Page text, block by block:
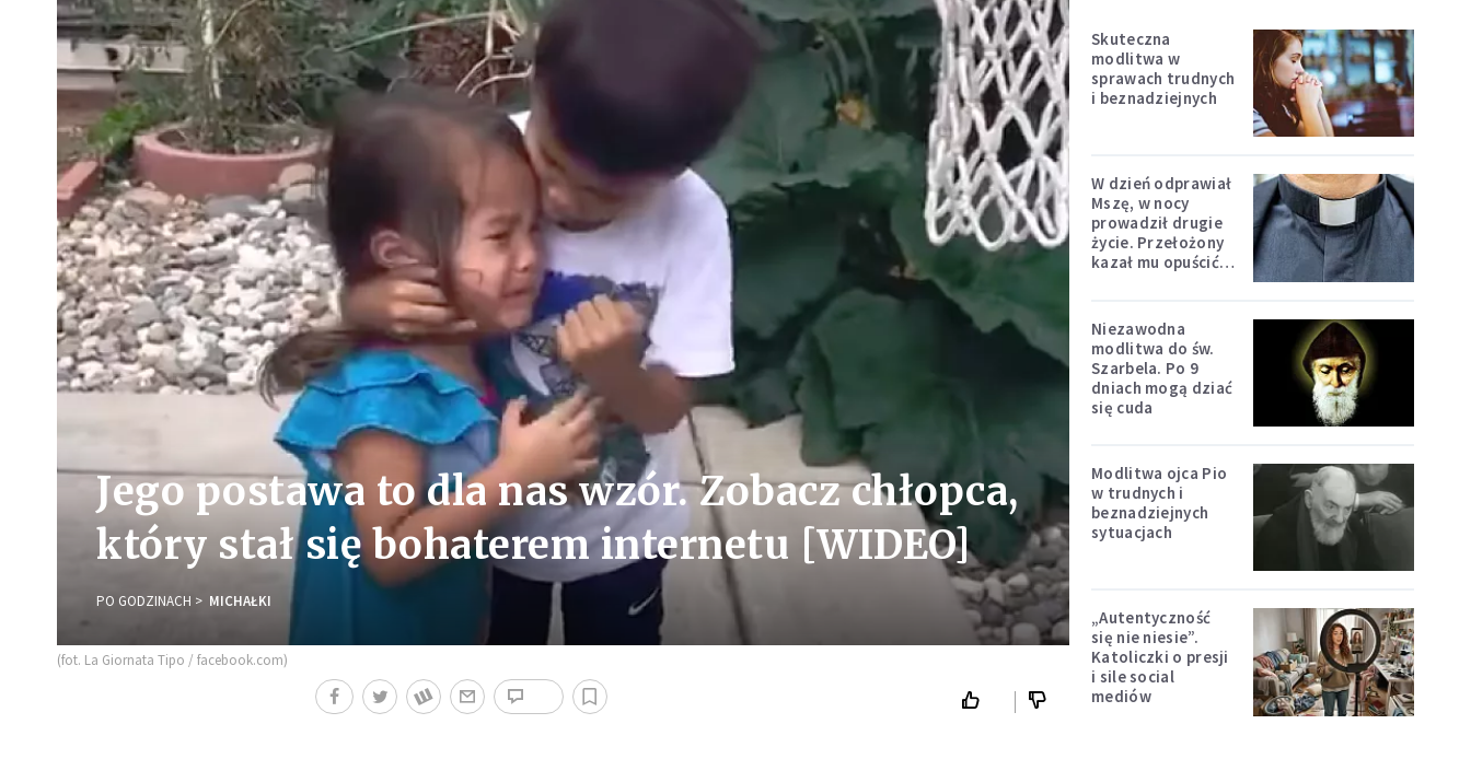
Jego postawa to dla nas wzór. Zobacz chłopca,
który stał się bohaterem internetu [WIDEO]
PO GODZINACH MICHAŁKI
(fot. La Giornata Tipo / facebook.com)
Skuteczna
modlitwa w
sprawach trudnych
i beznadziejnych
W dzień odprawiał
Mszę, w nocy
prowadził drugie
życie. Przełożony
kazał mu opuścić
Niezawodna
modlitwa do św.
Szarbela. Po 9
dniach mogą dziać
się cuda
Modlitwa ojca Pio
w trudnych i
beznadziejnych
sytuacjach
„Autentyczność
się nie niesie”.
Katoliczki o presji
i sile social
mediów